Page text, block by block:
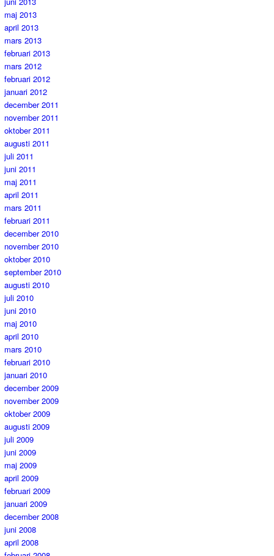
maj 2013
april 2013
mars 2013
februari 2013
mars 2012
februari 2012
januari 2012
december 2011
november 2011
oktober 2011
augusti 2011
juli 2011
juni 2011
maj 2011
april 2011
mars 2011
februari 2011
december 2010
november 2010
oktober 2010
september 2010
augusti 2010
juli 2010
juni 2010
maj 2010
april 2010
mars 2010
februari 2010
januari 2010
december 2009
november 2009
oktober 2009
augusti 2009
juli 2009
juni 2009
maj 2009
april 2009
februari 2009
januari 2009
december 2008
juni 2008
april 2008